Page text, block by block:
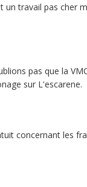
travail pas cher
pas que la
sur L'escarene.
concernant les